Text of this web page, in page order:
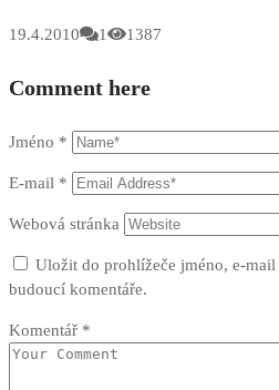
19.4.2010 1 1387
Comment here
Jméno *
E-mail *
Webová stránka
Uložit do prohlížeče jméno, e-
budoucí komentáře.
Komentář *